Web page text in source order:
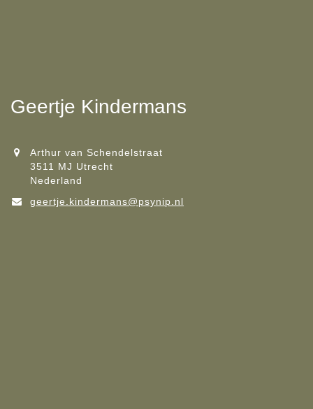
Geertje Kindermans
Arthur van Schendelstraat
3511 MJ Utrecht
Nederland
geertje.kindermans@psynip.nl